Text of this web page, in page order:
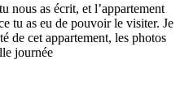
nous as écrit, et l’appartement
tu as eu de pouvoir le visiter. Je
de cet appartement, les photos
journée